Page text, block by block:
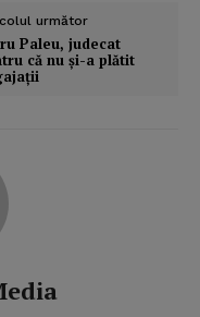
următor
Paleu, judecat
că nu şi-a plătit